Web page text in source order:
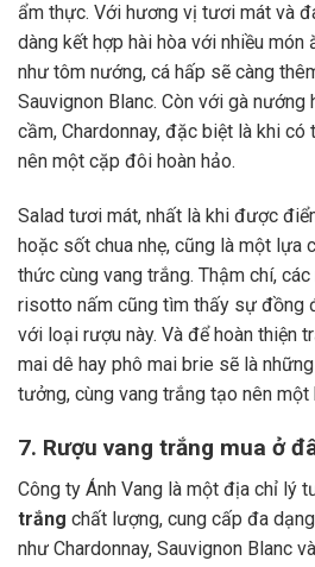
ẩm thực. Với hương vị tươi mát và
dàng kết hợp hài hòa với nhiều
như tôm nướng, cá hấp sẽ càng
Sauvignon Blanc. Còn với gà
cầm, Chardonnay, đặc biệt là khi
nên một cặp đôi hoàn hảo.
Salad tươi mát, nhất là khi được
hoặc sốt chua nhẹ, cũng là một lựa
thức cùng vang trắng. Thậm chí,
risotto nấm cũng tìm thấy sự đồng
với loại rượu này. Và để hoàn thiện
mai dê hay phô mai brie sẽ là
tưởng, cùng vang trắng tạo nên
7. Rượu vang trắng mua ở
Công ty Ánh Vang là một địa chỉ lý
trắng chất lượng, cung cấp đa
như Chardonnay, Sauvignon Blanc